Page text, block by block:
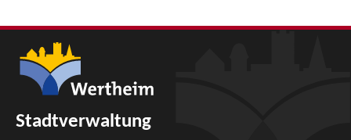
Stadtverwaltung